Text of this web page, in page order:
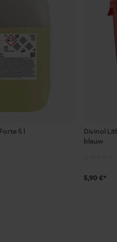
5 l
Divinol
blauw
5,90 €*